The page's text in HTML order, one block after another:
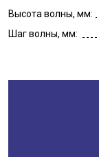
Высота волны, мм:
Шаг волны, мм: